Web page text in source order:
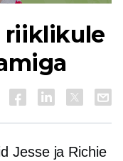
riiklikule
Jesse ja Richie